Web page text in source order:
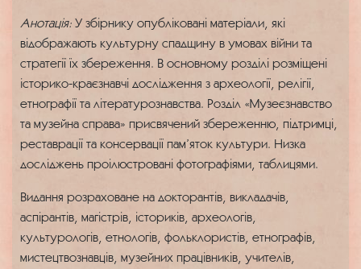
Анотація: У збірнику опубліковані матеріали, які
відображають культурну спадщину в умовах війни та
стратегії їх збереження. В основному розділі розміщені
історико-краєзнавчі дослідження з археології, релігії,
етнографії та літературознавства. Розділ «Музеєзнавство
та музейна справа» присвячений збереженню, підтримці,
реставрації та консервації пам’яток культури. Низка
досліджень проілюстровані фотографіями, таблицями.
Видання розраховане на докторантів, викладачів,
аспірантів, магістрів, істориків, археологів,
культурологів, етнологів, фольклористів, етнографів,
мистецтвознавців, музейних працівників, учителів,